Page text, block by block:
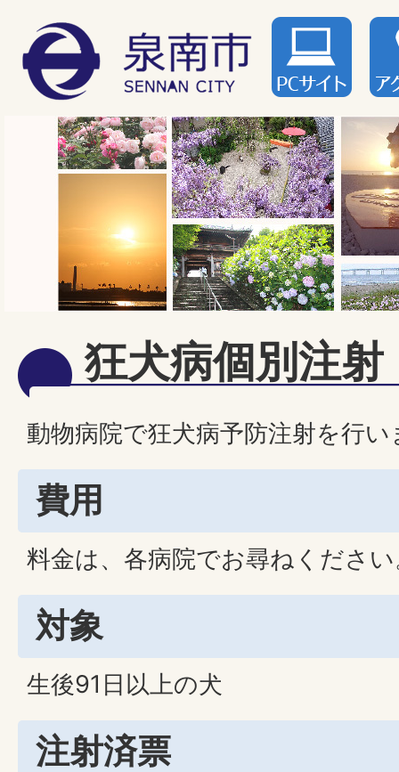
狂犬病個別注射
動物病院で狂犬病予防注射を行い
費用
料金は、各病院でお尋ねくださ
対象
生後91日以上の犬
注射済票